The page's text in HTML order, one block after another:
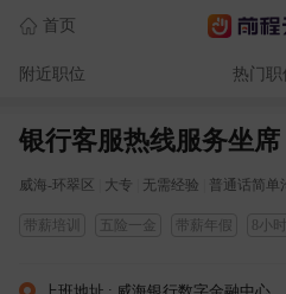
首页
附近职位 热门职
银行客服热线服务坐席
威海-环翠区 大专 无需经验 普通话简单
带薪培训 五险一金 带薪年假 8小时